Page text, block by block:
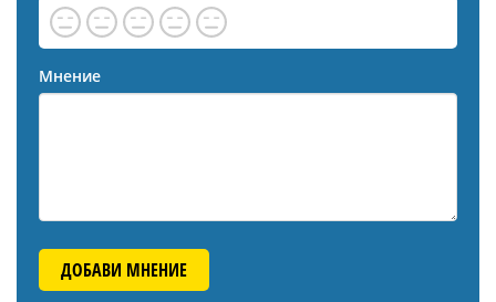
Мнение
ДОБАВИ МНЕНИЕ